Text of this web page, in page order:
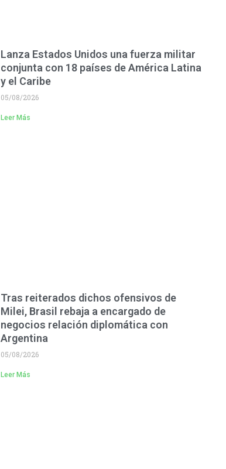
Lanza Estados Unidos una fuerza militar
conjunta con 18 países de América Latina
y el Caribe
05/08/2026
Leer Más
Tras reiterados dichos ofensivos de
Milei, Brasil rebaja a encargado de
negocios relación diplomática con
Argentina
05/08/2026
Leer Más